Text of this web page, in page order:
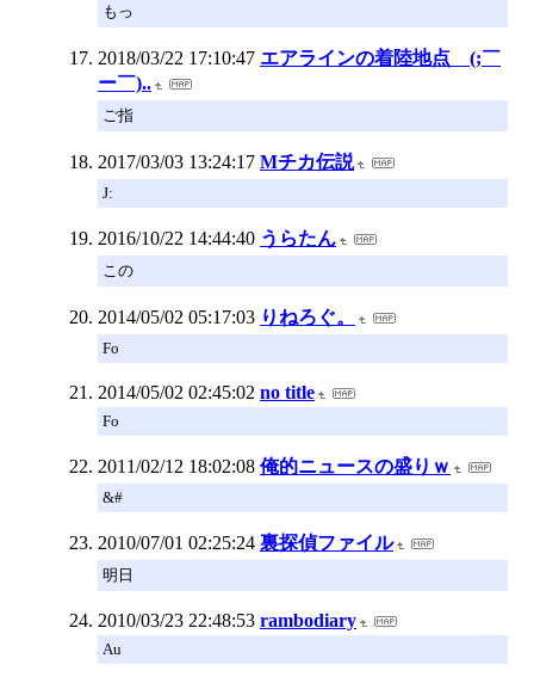
もっ
2018/03/22 17:10:47 エアラインの着陸地点 (;￣
ー￣)..
ご指
2017/03/03 13:24:17 Mチカ伝説
J:
2016/10/22 14:44:40 うらたん
この
2014/05/02 05:17:03 りねろぐ。
Fo
2014/05/02 02:45:02 no title
Fo
2011/02/12 18:02:08 俺的ニュースの盛りｗ
&#
2010/07/01 02:25:24 裏探偵ファイル
明日
2010/03/23 22:48:53 rambodiary
Au